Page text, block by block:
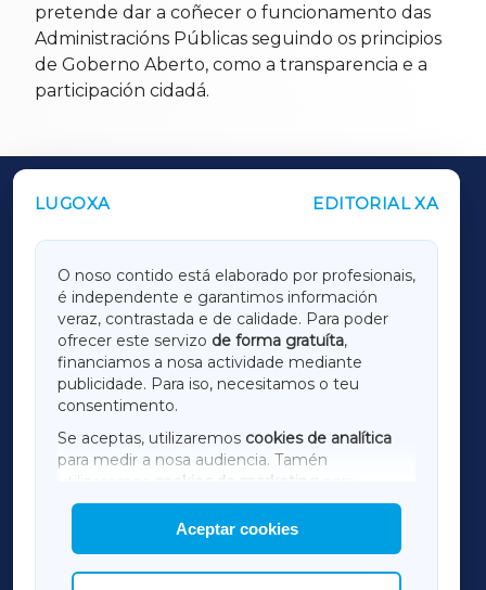
pretende dar a coñecer o funcionamento das
Administracións Públicas seguindo os principios
de Goberno Aberto, como a transparencia e a
participación cidadá.
LUGOXA EDITORIAL XA
O noso contido está elaborado por profesionais,
é independente e garantimos información
veraz, contrastada e de calidade. Para poder
ofrecer este servizo de forma gratuíta,
financiamos a nosa actividade mediante
publicidade. Para iso, necesitamos o teu
consentimento.
Se aceptas, utilizaremos cookies de analítica
para medir a nosa audiencia. Tamén
utilizaremos
cookies de marketing
mostrar publicidade de terceiros.
Así mesmo, podes personalizar a elección das
cookies que desexas permitir.
Aceptar cookies
OUTROS PERIÓDICOS
LUGOXA
TERRACHAXA
AMARIÑAXA
RIBEIRASACRAXA